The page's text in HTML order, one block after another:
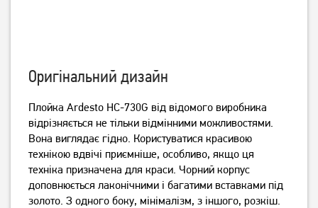
1 149
Оригінальний дизайн
Плойка Ardesto HC-730G від відомого виробника
відрізняється не тільки відмінними можливостями.
Вона виглядає гідно. Користуватися красивою
технікою вдвічі приємніше, особливо, якщо ця
техніка призначена для краси. Чорний корпус
доповнюється лаконічними і багатими вставками під
золото. З одного боку, мінімалізм, з іншого, розкіш.